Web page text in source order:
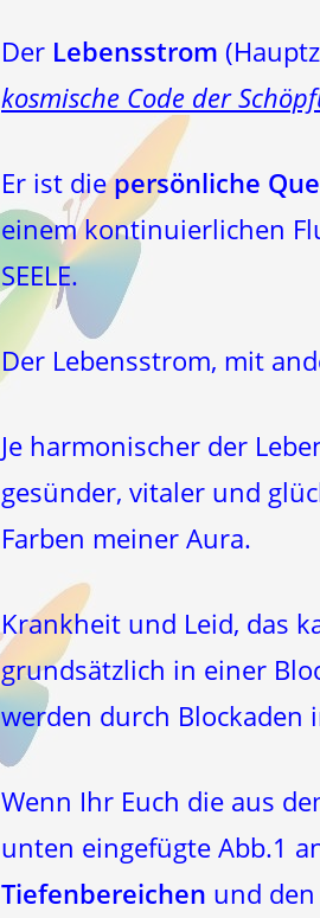
Der Lebensstrom
kosmische Code der
Er ist diepersönliche
einem kontinuierlichen
SEELE.
Der Lebensstrom, mit
Je harmonischer der
gesünder, vitaler und
Farben meiner Aura.
Krankheit und Leid, das
grundsätzlich in einer
werden durch Blockaden
Wenn Ihr Euch die aus
unten eingefügte Abb.1
Tiefenbereichen und